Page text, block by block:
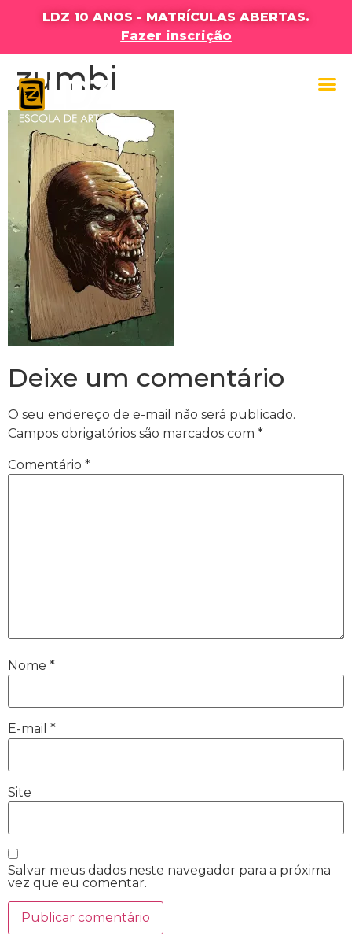
LDZ 10 ANOS - MATRÍCULAS ABERTAS.
Fazer inscrição
zumbi
Deixe um comentário
O seu endereço de e-mail não será publicado.
Campos obrigatórios são marcados com *
Comentário *
Nome *
E-mail *
Site
Salvar meus dados neste navegador para a próxima
vez que eu comentar.